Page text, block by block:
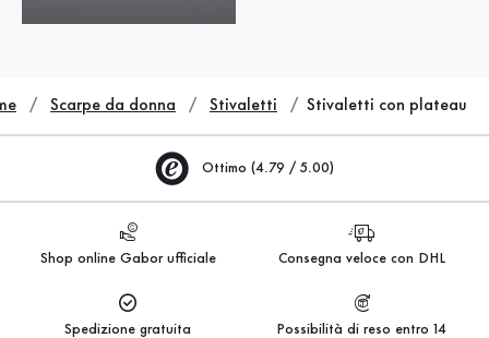
Scarpe da donna Stivaletti Stivaletti con plateau
Ottimo (4.79 / 5.00)
Shop online Gabor ufficiale Consegna veloce con DHL
Spedizione gratuita
Possibilità di reso entro 14